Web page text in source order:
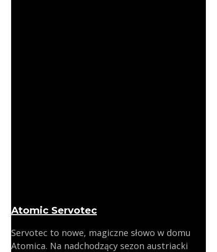
Atomic Servotec
Servotec to nowe, magiczne słowo w domu
Atomica. Na nadchodzący sezon austriacki